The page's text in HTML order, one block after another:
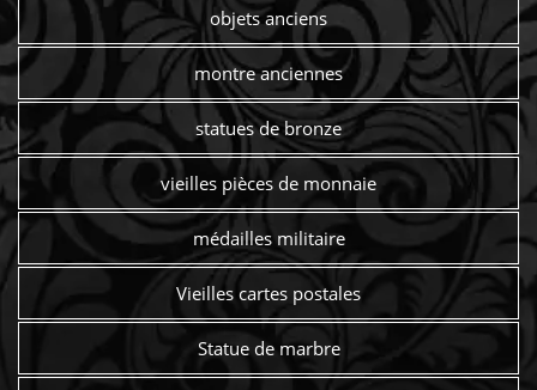
objets anciens
montre anciennes
statues de bronze
vieilles pièces de monnaie
médailles militaire
Vieilles cartes postales
Statue de marbre